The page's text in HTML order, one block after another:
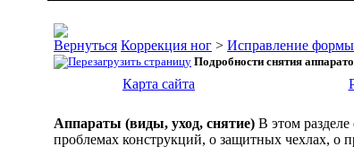
Коррекция ног > Исправление
Подробности снятия
Карта сайта
Аппараты (виды, уход, снятие) В этом
проблемах конструкций, о защитных чехлах, о